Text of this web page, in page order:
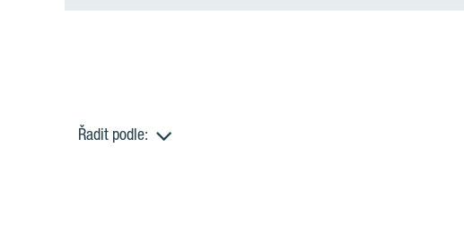
Řadit podle: